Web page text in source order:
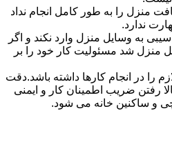
منزل را به طور کامل انجام نداد
ندارد.
به وسایل منزل وارد نکند و اگر
منزل شد مسئولیت کار خود را بر
را در انجام کارها داشته باشد.دقت
رفتن ضریب اطمینان کار و ایمنی
و ساکنین خانه می شود.